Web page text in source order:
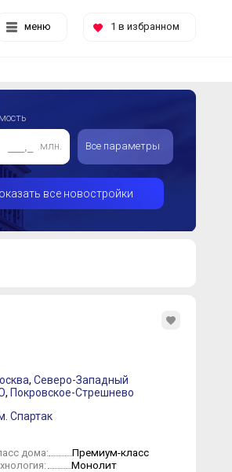
меню 1 в избранном
млн. Все параметры
все новостройки
, Северо-Западный
, Покровское-Стрешнево
Спартак
дома: Премиум-класс
Монолит